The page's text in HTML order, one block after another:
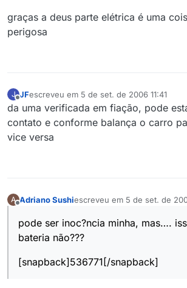
graças a deus parte elétrica é uma
perigosa
J JFescreveu em 5 de set. de 2006 11:41
última edição por
da uma verificada em fiação, pode
contato e conforme balança o carro
vice versa
A Adriano Sushiescreveu em 5 de set. de
última edição por
pode ser inoc?ncia minha, mas….
bateria não???
[snapback]536771[/snapback]